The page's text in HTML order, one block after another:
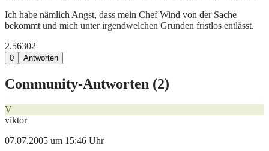
Ich habe nämlich Angst, dass mein Chef Wind von der Sache
bekommt und mich unter irgendwelchen Gründen fristlos entlässt.
2.56302
0 Antworten
Community-Antworten (2)
V
viktor
07.07.2005 um 15:46 Uhr